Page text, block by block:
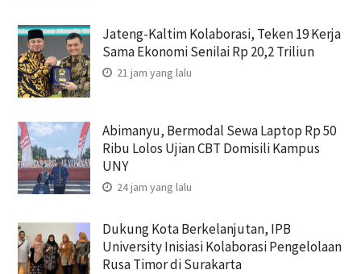
Jateng-Kaltim Kolaborasi, Teken 19 Kerja
Sama Ekonomi Senilai Rp 20,2 Triliun
21 jam yang lalu
Abimanyu, Bermodal Sewa Laptop Rp 50
Ribu Lolos Ujian CBT Domisili Kampus
UNY
24 jam yang lalu
Dukung Kota Berkelanjutan, IPB
University Inisiasi Kolaborasi Pengelolaan
Rusa Timor di Surakarta